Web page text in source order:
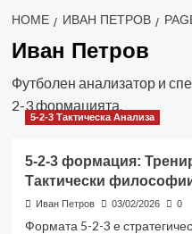
HOME ИВАН ПЕТРОВ
Иван Петров
Футболен анализатор и
2-3 формацията.
5-2-3 Тактическа Анализа
5-2-3 формация:
Тактически
Иван Петров 03/02/2026 0
Формата 5-2-3 е